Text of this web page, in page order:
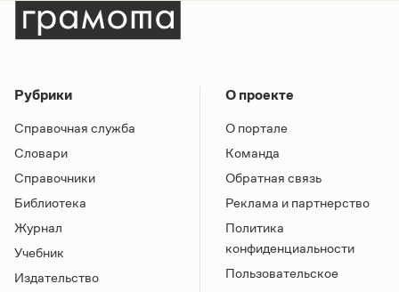
Рубрики
Справочная служба
Словари
Справочники
Библиотека
Журнал
Учебник
Издательство
О проекте
О портале
Команда
Обратная связь
Реклама и партнерство
Политика
конфиденциальности
Пользовательское